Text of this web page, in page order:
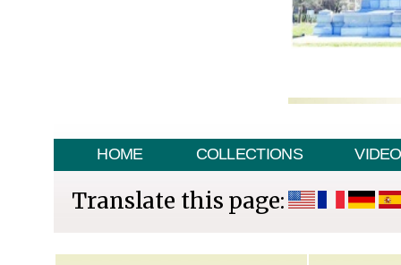
HOME COLLECTIONS VIDEO
Translate this page: